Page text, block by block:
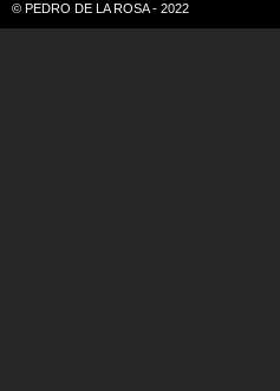
© PEDRO DE LA ROSA - 2022